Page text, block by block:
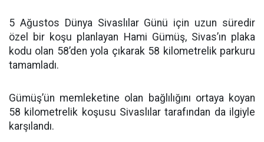
5 Ağustos Dünya Sivaslılar Günü için uzun süredir
özel bir koşu planlayan Hami Gümüş, Sivas’ın plaka
kodu olan 58’den yola çıkarak 58 kilometrelik parkuru
tamamladı.
Gümüş’ün memleketine olan bağlılığını ortaya koyan
58 kilometrelik koşusu Sivaslılar tarafından da ilgiyle
karşılandı.